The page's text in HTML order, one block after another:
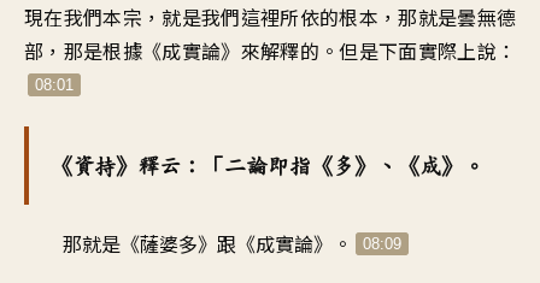
現在我們本宗，就是我們這裡所依的根本，那就是曇無德
部，那是根據《成實論》來解釋的。但是下面實際上說：
08:01
《資持》釋云：「二論即指《多》、《成》。
那就是《薩婆多》跟《成實論》。 08:09